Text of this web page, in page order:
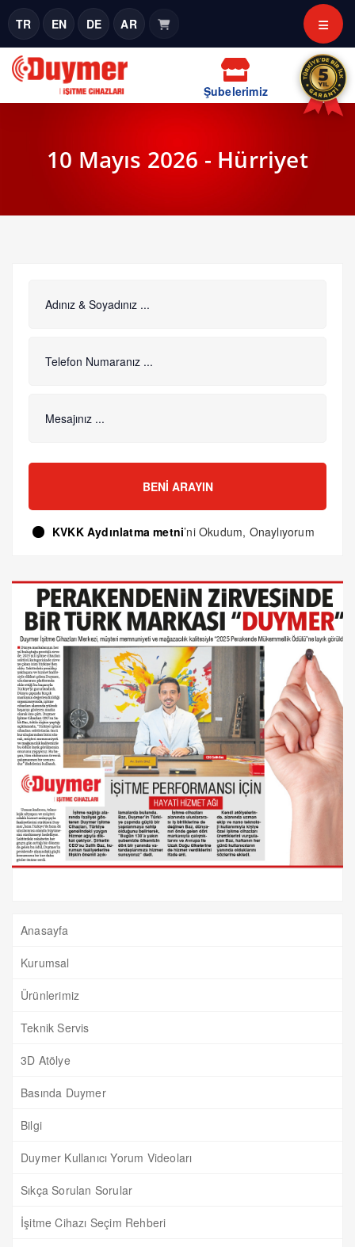
TR EN DE AR
Şubelerimiz
10 Mayıs 2026 - Hürriyet
BENI ARAYIN
KVKK Aydınlatma metni’ni Okudum, Onaylıyorum
Anasayfa
Kurumsal
Ürünlerimiz
Teknik Servis
3D Atölye
Basında Duymer
Bilgi
Duymer Kullanıcı Yorum Videoları
Sıkça Sorulan Sorular
İşitme Cihazı Seçim Rehberi